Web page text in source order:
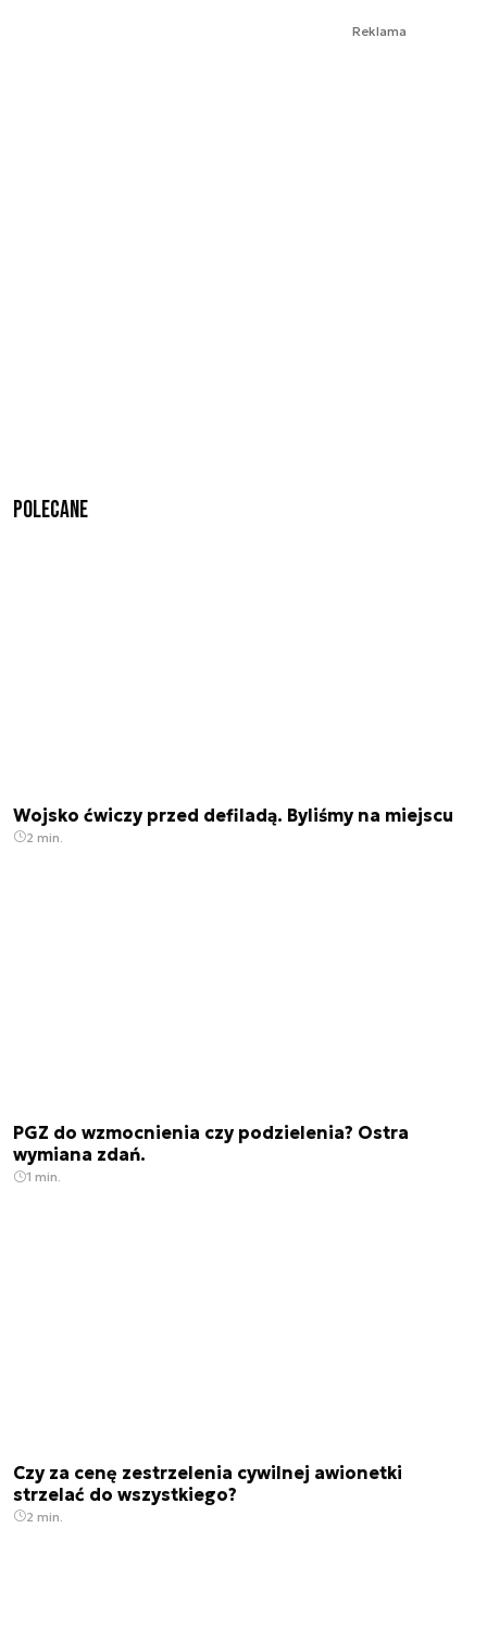
Reklama
Polecane
Wojsko ćwiczy przed defiladą. Byliśmy na miejscu
2 min.
PGZ do wzmocnienia czy podzielenia? Ostra
wymiana zdań.
1 min.
Czy za cenę zestrzelenia cywilnej awionetki
strzelać do wszystkiego?
2 min.